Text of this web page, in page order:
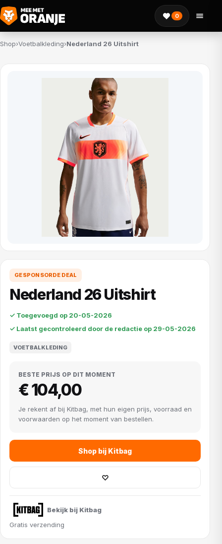
0
Shop›Voetbalkleding›Nederland 26 Uitshirt
GESPONSORDE DEAL
Nederland 26 Uitshirt
✓ Toegevoegd op 20-05-2026
✓ Laatst gecontroleerd door de redactie op 29-05-2026
VOETBALKLEDING
BESTE PRIJS OP DIT MOMENT
€ 104,00
Je rekent af bij Kitbag, met hun eigen prijs, voorraad en
voorwaarden op het moment van bestellen.
Shop bij Kitbag
♡
Bekijk bij Kitbag
Gratis verzending